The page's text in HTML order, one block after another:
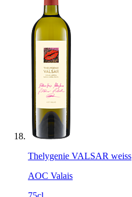
Thelygenie VALSAR weiss
AOC Valais